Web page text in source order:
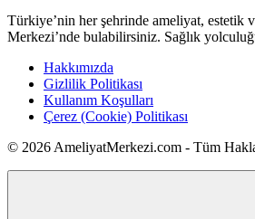
Türkiye’nin her şehrinde ameliyat, estetik
Merkezi’nde bulabilirsiniz. Sağlık
Hakkımızda
Gizlilik Politikası
Kullanım Koşulları
Çerez (Cookie) Politikası
© 2026 AmeliyatMerkezi.com - Tüm